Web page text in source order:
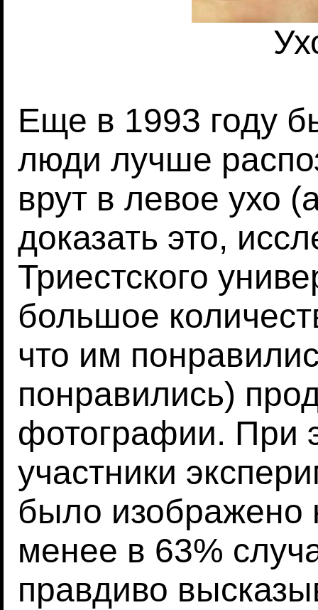
Еще в 1993 году
люди лучше
врут в левое ухо
доказать это,
Триестского
большое
что им
понравились)
фотографии. При
участники
было изображено
менее в 63%
правдиво